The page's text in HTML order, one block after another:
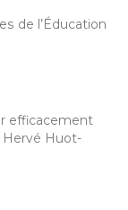
de l’Éducation
efficacement
Hervé Huot-